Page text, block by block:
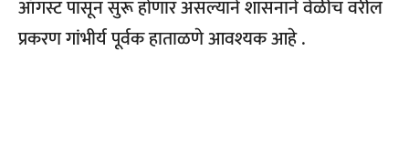
ऑगस्ट पासून सुरू होणार असल्याने शासनाने वेळीच वरील
प्रकरण गांभीर्य पूर्वक हाताळणे आवश्यक आहे .